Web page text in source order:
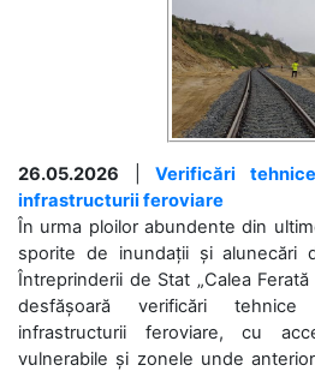
26.05.2026 |Verificări
infrastructurii feroviare
În urma ploilor abundente din
sporite de inundații și alunecări
Întreprinderii de Stat „Calea
desfășoară verificări tehnice
infrastructurii feroviare, cu
vulnerabile și zonele unde